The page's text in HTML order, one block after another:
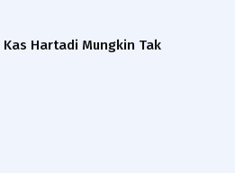
Kas Hartadi Mungkin Tak